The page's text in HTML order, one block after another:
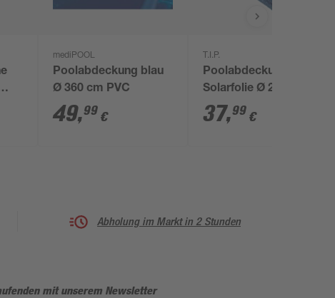
mediPOOL
Poolabdeckung blau
Ø 360 cm PVC
49,99 €
T.I.P.
Poolabdeckung
Solarfolie Ø 2,9 m
blau
37,99 €
Abholung im Markt in 2 Stunden
mit unserem Newsletter